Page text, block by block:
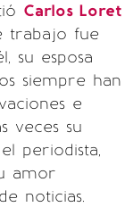
Carlos Loret
trabajo fue
su esposa
siempre han
e
veces su
periodista,
amor
noticias.